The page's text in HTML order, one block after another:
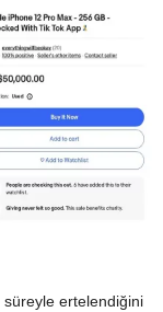
ertelendiğini